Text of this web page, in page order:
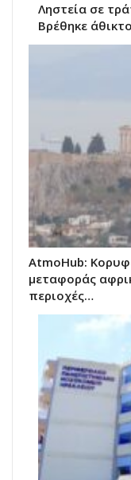
Ληστεία σε
Βρέθηκε
AtmoHub:
μεταφοράς
περιοχές…